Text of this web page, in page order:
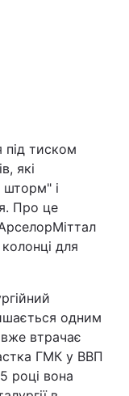
під тиском
які
шторм" і
Про це
для
одним
втрачає
ГМК у ВВП
році вона